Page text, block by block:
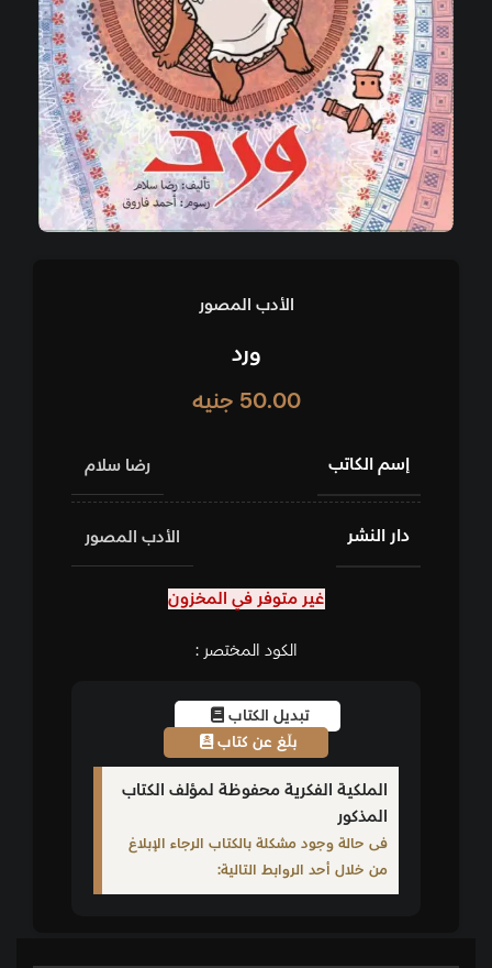
الأدب المصور
ورد
50.00 جنيه
إسم الكاتب رضا سلام
دار النشر الأدب المصور
غير متوفر في المخزون
الكود المختصر :
تبديل الكتاب
بلّغ عن كتاب
الملكية الفكرية محفوظة لمؤلف الكتاب
المذكور
فى حالة وجود مشكلة بالكتاب الرجاء الإبلاغ
من خلال أحد الروابط التالية: